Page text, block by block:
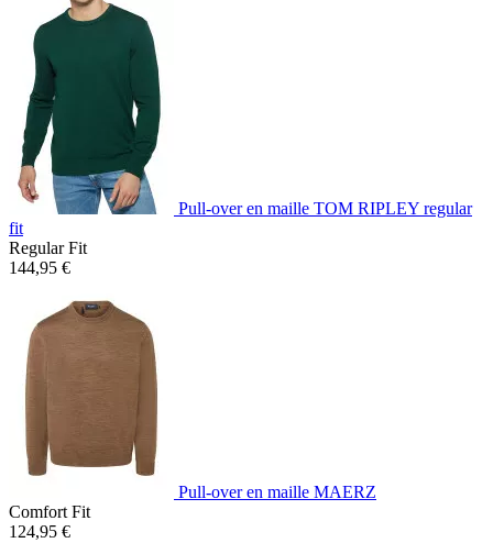
Pull-over en maille TOM RIPLEY regular
fit
Regular Fit
144,95 €
Pull-over en maille MAERZ
Comfort Fit
124,95 €